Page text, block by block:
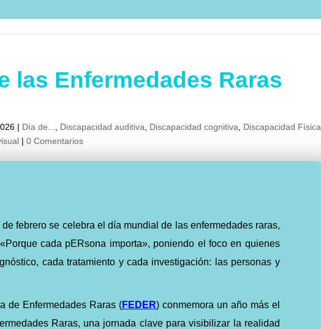
las Enfermedades Raras
| Día de... Discapacidad auditiva Discapacidad cognitiva Discapacidad Física
|0 Comentarios
febrero se celebra el día mundial de las enfermedades raras,
cada pERsona importa», poniendo el foco en quienes
cada tratamiento y cada investigación: las personas y
de Enfermedades Raras (FEDER) conmemora un año más el
Raras, una jornada clave para visibilizar la realidad